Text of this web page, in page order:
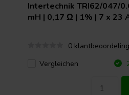
Intertechnik TRI62/047/
mH | 0,17 Ω | 1% | 7 x 23
0
Vergleichen